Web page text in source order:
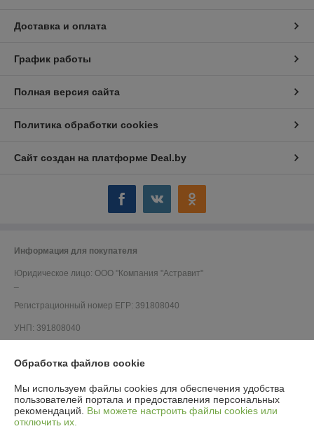
Доставка и оплата
График работы
Полная версия сайта
Политика обработки cookies
Сайт создан на платформе Deal.by
Информация для покупателя
Юридическое лицо: ООО "Компания "Астравит"
Регистрационный номер ЕГР: 391808040
УНП: 391808040
Витебска
Дата регистрации компании: 03.06.2016
Ссылка на свидетельство/лицензию
Обработка файлов cookie
Мы используем файлы cookies для обеспечения удобства
пользователей портала и предоставления персональных
рекомендаций. Вы можете настроить файлы cookies или
отключить их.